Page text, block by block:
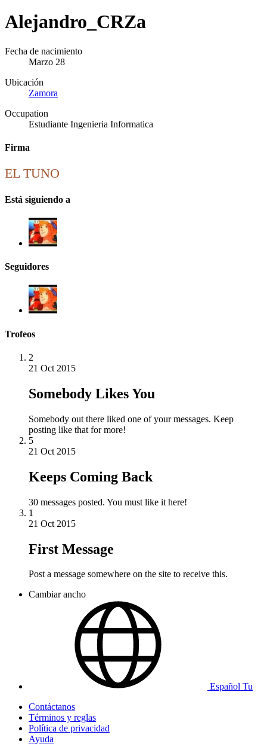
Alejandro_CRZa
Fecha de nacimiento
Marzo 28
Ubicación
Zamora
Occupation
Estudiante Ingenieria Informatica
Firma
EL TUNO
Está siguiendo a
Seguidores
Trofeos
2
21 Oct 2015
Somebody Likes You
Somebody out there liked one of your messages. Keep
posting like that for more!
5
21 Oct 2015
Keeps Coming Back
30 messages posted. You must like it here!
1
21 Oct 2015
First Message
Post a message somewhere on the site to receive this.
Cambiar ancho
Español Tu
Contáctanos
Términos y reglas
Política de privacidad
Ayuda